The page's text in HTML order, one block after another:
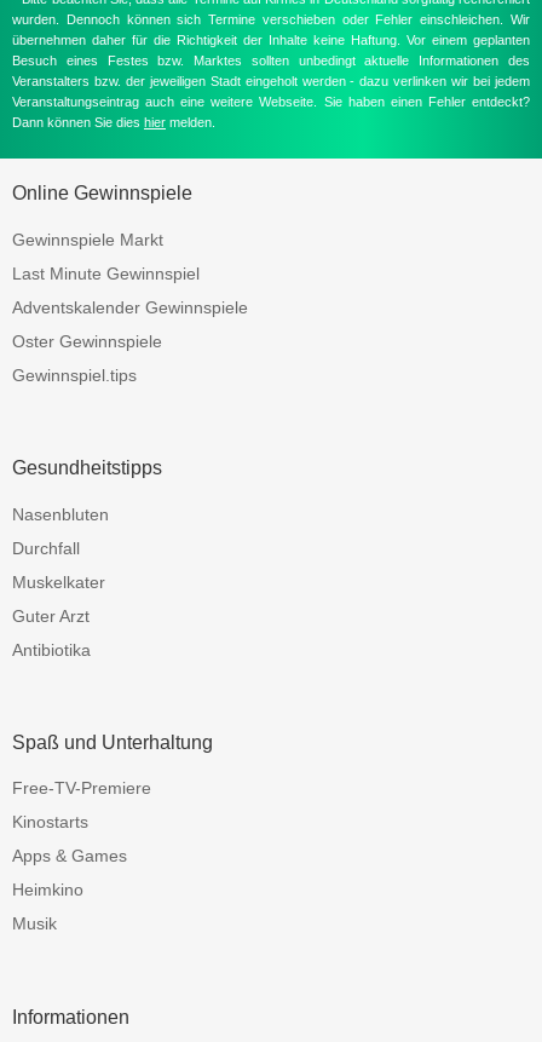
wurden. Dennoch können sich Termine verschieben oder Fehler einschleichen. Wir
übernehmen daher für die Richtigkeit der Inhalte keine Haftung. Vor einem geplanten
Besuch eines Festes bzw. Marktes sollten unbedingt aktuelle Informationen des
Veranstalters bzw. der jeweiligen Stadt eingeholt werden - dazu verlinken wir bei jedem
Veranstaltungseintrag auch eine weitere Webseite. Sie haben einen Fehler entdeckt?
Dann können Sie dies hier melden.
Online Gewinnspiele
Gewinnspiele Markt
Last Minute Gewinnspiel
Adventskalender Gewinnspiele
Oster Gewinnspiele
Gewinnspiel.tips
Gesundheitstipps
Nasenbluten
Durchfall
Muskelkater
Guter Arzt
Antibiotika
Spaß und Unterhaltung
Free-TV-Premiere
Kinostarts
Apps & Games
Heimkino
Musik
Informationen